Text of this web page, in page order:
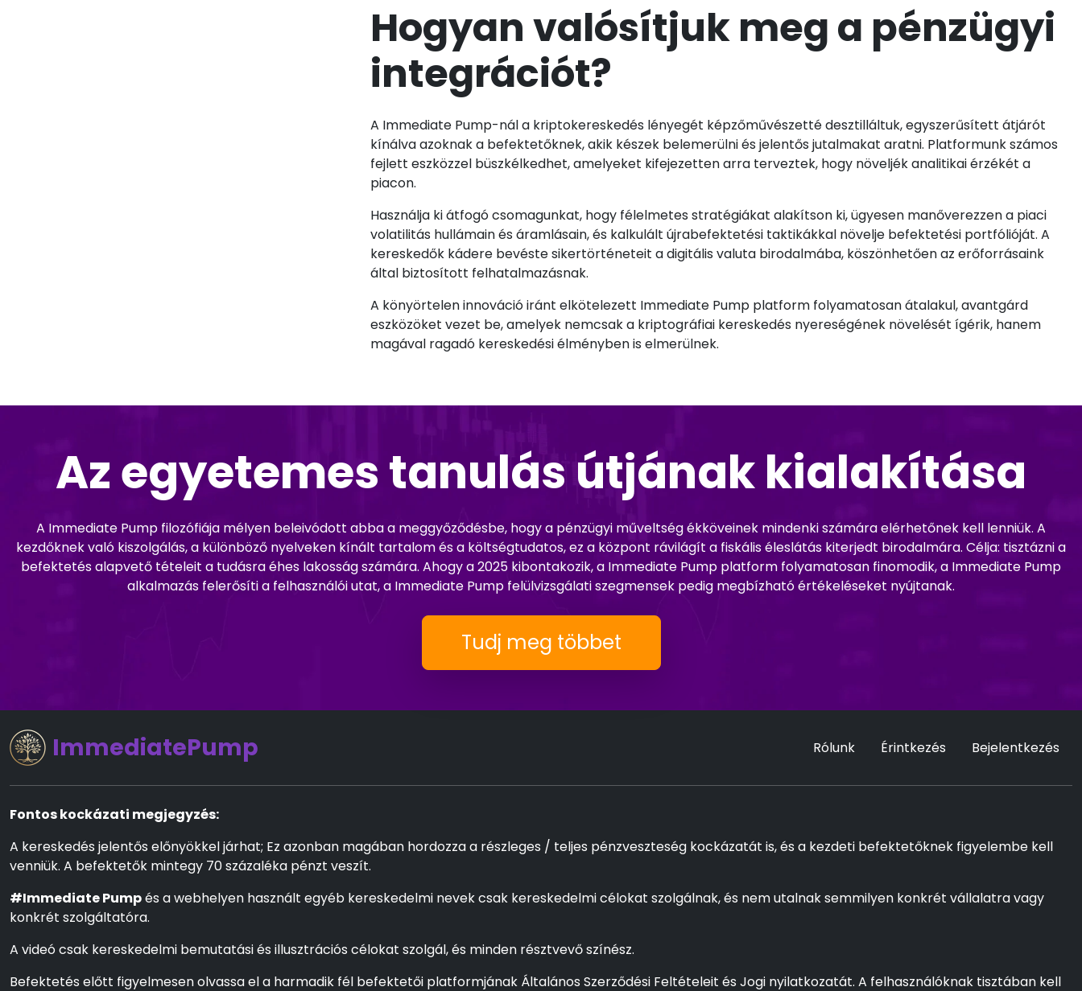
Hogyan valósítjuk meg a pénzügyi
integrációt?
A Immediate Pump-nál a kriptokereskedés lényegét képzőművészetté desztilláltuk, egyszerűsített átjárót
kínálva azoknak a befektetőknek, akik készek belemerülni és jelentős jutalmakat aratni. Platformunk számos
fejlett eszközzel büszkélkedhet, amelyeket kifejezetten arra terveztek, hogy növeljék analitikai érzékét a
piacon.
Használja ki átfogó csomagunkat, hogy félelmetes stratégiákat alakítson ki, ügyesen manőverezzen a piaci
volatilitás hullámain és áramlásain, és kalkulált újrabefektetési taktikákkal növelje befektetési portfólióját. A
kereskedők kádere bevéste sikertörténeteit a digitális valuta birodalmába, köszönhetően az erőforrásaink
által biztosított felhatalmazásnak.
A könyörtelen innováció iránt elkötelezett Immediate Pump platform folyamatosan átalakul, avantgárd
eszközöket vezet be, amelyek nemcsak a kriptográfiai kereskedés nyereségének növelését ígérik, hanem
magával ragadó kereskedési élményben is elmerülnek.
Az egyetemes tanulás útjának kialakítása
A Immediate Pump filozófiája mélyen beleivódott abba a meggyőződésbe, hogy a pénzügyi műveltség ékköveinek mindenki számára elérhetőnek kell lenniük. A
kezdőknek való kiszolgálás, a különböző nyelveken kínált tartalom és a költségtudatos, ez a központ rávilágít a fiskális éleslátás kiterjedt birodalmára. Célja: tisztázni a
befektetés alapvető tételeit a tudásra éhes lakosság számára. Ahogy a 2025 kibontakozik, a Immediate Pump platform folyamatosan finomodik, a Immediate Pump
alkalmazás felerősíti a felhasználói utat, a Immediate Pump felülvizsgálati szegmensek pedig megbízható értékeléseket nyújtanak.
Tudj meg többet
ImmediatePump Rólunk Érintkezés Bejelentkezés
Fontos kockázati megjegyzés:
A kereskedés jelentős előnyökkel járhat; Ez azonban magában hordozza a részleges / teljes pénzveszteség kockázatát is, és a kezdeti befektetőknek figyelembe kell
venniük. A befektetők mintegy 70 százaléka pénzt veszít.
#Immediate Pumpés a webhelyen használt egyéb kereskedelmi nevek csak kereskedelmi célokat szolgálnak, és nem utalnak semmilyen konkrét vállalatra vagy
konkrét szolgáltatóra.
A videó csak kereskedelmi bemutatási és illusztrációs célokat szolgál, és minden résztvevő színész.
Befektetés előtt figyelmesen olvassa el a harmadik fél befektetői platformjának Általános Szerződési Feltételeit és Jogi nyilatkozatát. A felhasználóknak tisztában kell